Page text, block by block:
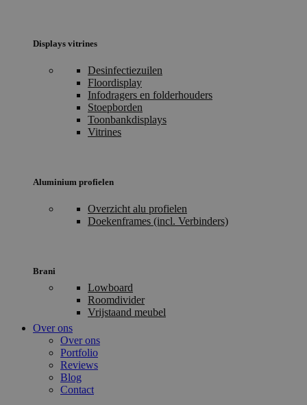
Displays vitrines
Desinfectiezuilen
Floordisplay
Infodragers en folderhouders
Stoepborden
Toonbankdisplays
Vitrines
Aluminium profielen
Overzicht alu profielen
Doekenframes (incl. Verbinders)
Brani
Lowboard
Roomdivider
Vrijstaand meubel
Over ons
Over ons
Portfolio
Reviews
Blog
Contact